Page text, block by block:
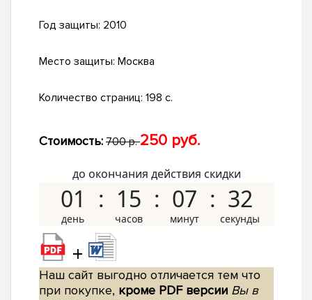
Год защиты: 2010
Место защиты: Москва
Количество страниц: 198 с.
Стоимость: 700 р.250 руб.
до окончания действия скидки
01 15 07 31
+
Наш сайт выгодно отличается тем что
при покупке, кроме PDF версии Вы в